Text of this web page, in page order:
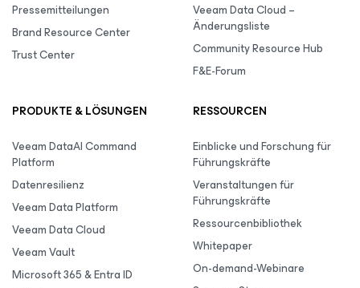
Pressemitteilungen
Brand Resource Center
Trust Center
Veeam Data Cloud –
Änderungsliste
Community Resource Hub
F&E-Forum
PRODUKTE & LÖSUNGEN
Veeam DataAI Command
Platform
Datenresilienz
Veeam Data Platform
Veeam Data Cloud
Veeam Vault
Microsoft 365 & Entra ID
RESSOURCEN
Einblicke und Forschung für
Führungskräfte
Veranstaltungen für
Führungskräfte
Ressourcenbibliothek
Whitepaper
On-demand-Webinare